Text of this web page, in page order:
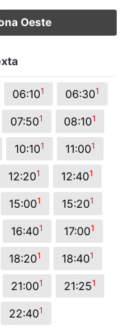
Oeste
06:101 06:301
07:501 08:101
10:101 11:001
12:201 12:401
15:001 15:201
16:401 17:001
18:201 18:401
21:001 21:251
22:401